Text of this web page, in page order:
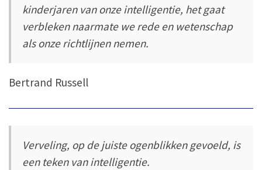
kinderjaren van onze intelligentie, het gaat
verbleken naarmate we rede en wetenschap
als onze richtlijnen nemen.
Bertrand Russell
Verveling, op de juiste ogenblikken gevoeld, is
een teken van intelligentie.